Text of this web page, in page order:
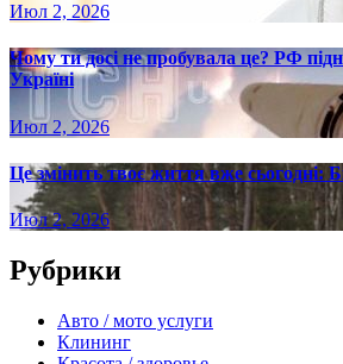
Июл 2, 2026
Чому ти досі не пробувала це? РФ
Україні
Июл 2, 2026
Це змінить твоє життя вже сьогодні:
Июл 2, 2026
Рубрики
Авто / мото услуги
Клининг